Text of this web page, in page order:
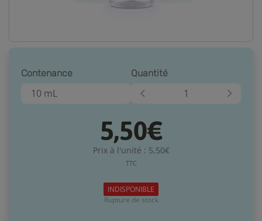
Contenance
10 mL
Quantité
5,50€
Prix à l'unité : 5,50€
TTC
INDISPONIBLE
Rupture de stock